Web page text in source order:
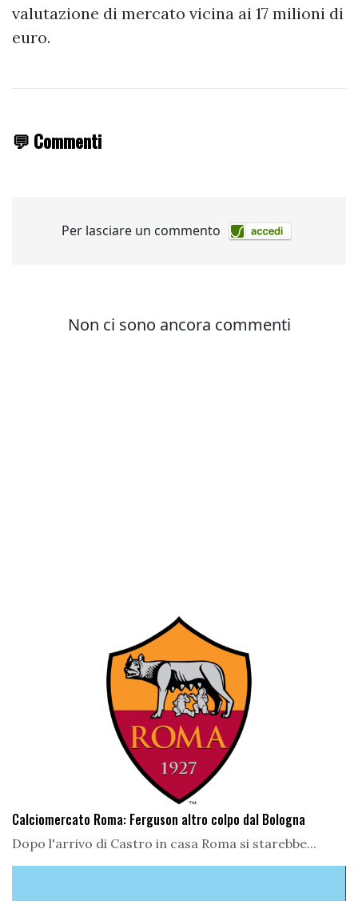
valutazione di mercato vicina ai 17 milioni di
euro.
💬 Commenti
Calciomercato Roma: Ferguson altro colpo dal Bologna
Dopo l'arrivo di Castro in casa Roma si starebbe...